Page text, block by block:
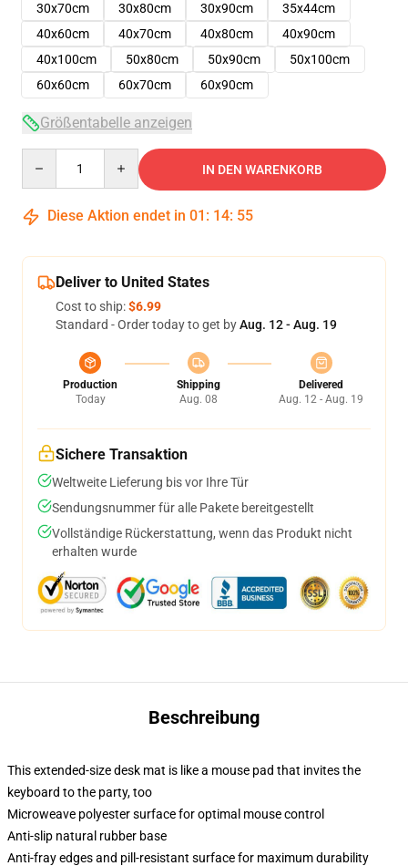
30x70cm
30x80cm 30x90cm
35x44cm
40x60cm
40x70cm 40x80cm
40x90cm
40x100cm
50x80cm 50x90cm
50x100cm
60x60cm
60x70cm 60x90cm
Größentabelle anzeigen
IN DEN WARENKORB
Diese Aktion endet in 01 : 14: 54
Deliver to United States
Cost to ship:$6.99
Standard - Order today to get byAug. 12 - Aug. 19
Production
Today
Shipping
Aug. 08
Delivered
Aug. 12 - Aug. 19
Sichere Transaktion
Weltweite Lieferung bis vor Ihre Tür
Sendungsnummer für alle Pakete bereitgestellt
Vollständige Rückerstattung, wenn das Produkt nicht
erhalten wurde
Beschreibung
This extended-size desk mat is like a mouse pad that invites the
keyboard to the party, too
Microweave polyester surface for optimal mouse control
Anti-slip natural rubber base
Anti-fray edges and pill-resistant surface for maximum durability